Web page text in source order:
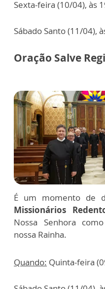
Sexta-feira (10/04), às
Sábado Santo (11/04),
Oração Salve
É um momento de
Missionários
Nossa Senhora
nossa Rainha.
Quando: Quinta-feira